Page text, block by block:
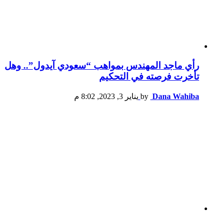
رأي ماجد المهندس بمواهب “سعودي آيدول”.. وهل
تأخرت فرصته في التحكيم
by Dana Wahiba يناير 3, 2023, 8:02 م